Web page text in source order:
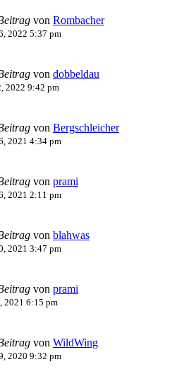
von Rombacher
2022 5:37 pm
von dobbeldau
2022 9:42 pm
von Bergschleicher
2021 4:34 pm
von prami
2021 2:11 pm
von blahwas
2021 3:47 pm
von prami
2021 6:15 pm
von WildWing
2020 9:32 pm